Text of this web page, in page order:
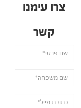
צרו עימנו
קשר